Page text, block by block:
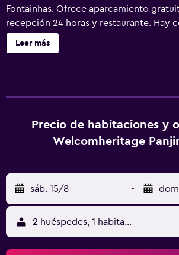
Fontainhas. Ofrece aparcamiento
recepción 24 horas y restaurante. Hay
gratuita en todas las instalaciones. El
Panjim Inn está a 500 metros de la
variedad de platos locales y europeos.
ofrece vistas a la calle. Los huéspedes
cambio de divisa.
Leer más
Precio de habitaciones y
Welcomheritage
sáb. 15/8 -
2 huéspedes, 1 habitación